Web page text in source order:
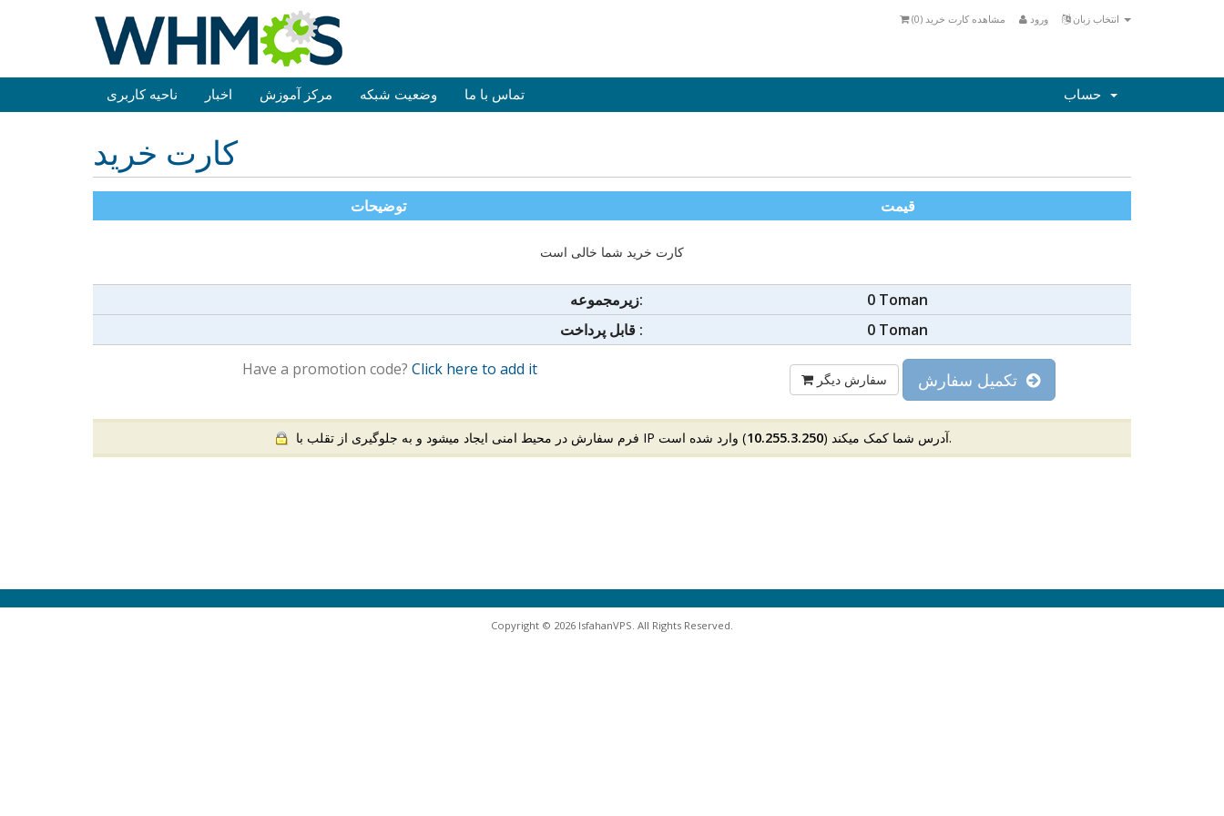
ورود مشاهده کارت خرید (0
)
ناحیه کاربری اخبار مرکز آموزش وضعیت شبکه تماس با ما
کارت خرید
توضیحات قیمت
کارت خرید شما خالی است
زیرمجموعه:
0 Toman
قابل پرداخت :
0 Toman
Have a promotion code?Click here to add it
سفارش دیگر تکمیل سفارش
فرم سفارش در محیط امنی ایجاد میشود و به جلوگیری از تقلب با IP آدرس شما کمک میکند (10.255.3.250 ) وارد شده است.
Copyright © 2026 IsfahanVPS. All Rights Reserved.